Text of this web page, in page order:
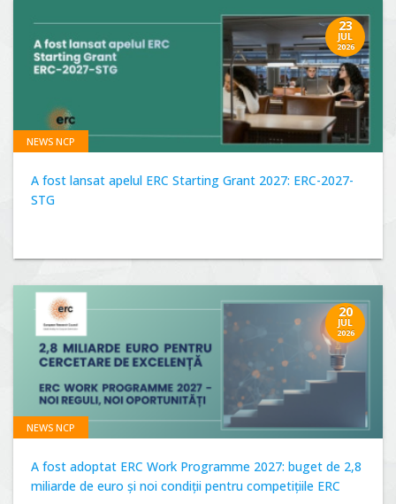
23
JUL
2026
NEWS NCP
A fost lansat apelul ERC Starting Grant 2027: ERC-2027-
STG
20
JUL
2026
NEWS NCP
A fost adoptat ERC Work Programme 2027: buget de 2,8
miliarde de euro și noi condiții pentru competițiile ERC